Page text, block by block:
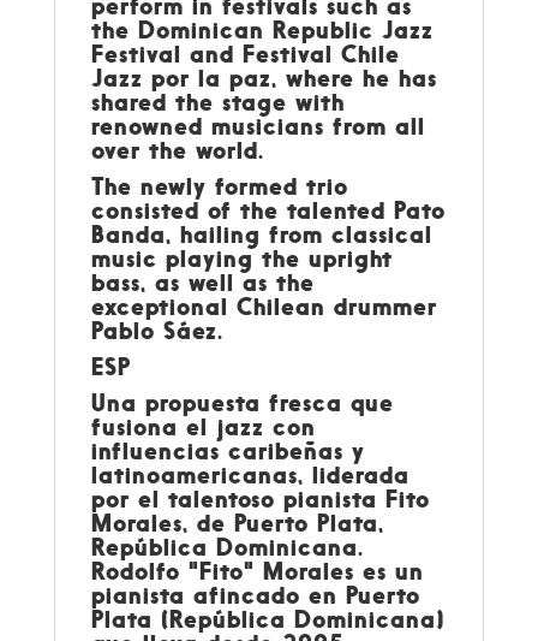
perform in festivals such as
the Dominican Republic Jazz
Festival and Festival Chile
Jazz por la paz, where he has
shared the stage with
renowned musicians from all
over the world.
The newly formed trio
consisted of the talented Pato
Banda, hailing from classical
music playing the upright
bass, as well as the
exceptional Chilean drummer
Pablo Sáez.
ESP
Una propuesta fresca que
fusiona el jazz con
influencias caribeñas y
latinoamericanas, liderada
por el talentoso pianista Fito
Morales, de Puerto Plata,
República Dominicana.
Rodolfo "Fito" Morales es un
pianista afincado en Puerto
Plata (República Dominicana)